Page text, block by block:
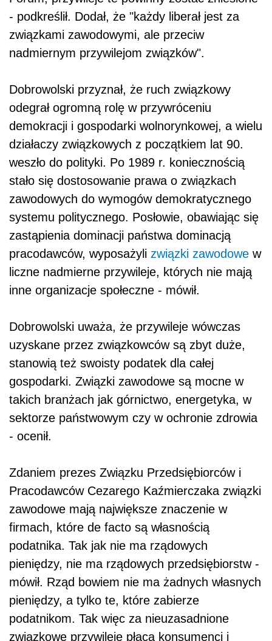
- podkreślił. Dodał, że "każdy liberał jest za
związkami zawodowymi, ale przeciw
nadmiernym przywilejom związków".
Dobrowolski przyznał, że ruch związkowy
odegrał ogromną rolę w przywróceniu
demokracji i gospodarki wolnorynkowej, a wielu
działaczy związkowych z początkiem lat 90.
weszło do polityki. Po 1989 r. koniecznością
stało się dostosowanie prawa o związkach
zawodowych do wymogów demokratycznego
systemu politycznego. Posłowie, obawiając się
zastąpienia dominacji państwa dominacją
pracodawców, wyposażyli związki zawodowe w
liczne nadmierne przywileje, których nie mają
inne organizacje społeczne - mówił.
Dobrowolski uważa, że przywileje wówczas
uzyskane przez związkowców są zbyt duże,
stanowią też swoisty podatek dla całej
gospodarki. Związki zawodowe są mocne w
takich branżach jak górnictwo, energetyka, w
sektorze państwowym czy w ochronie zdrowia
- ocenił.
Zdaniem prezes Związku Przedsiębiorców i
Pracodawców Cezarego Kaźmierczaka związki
zawodowe mają największe znaczenie w
firmach, które de facto są własnością
podatnika. Tak jak nie ma rządowych
pieniędzy, nie ma rządowych przedsiębiorstw -
mówił. Rząd bowiem nie ma żadnych własnych
pieniędzy, a tylko te, które zabierze
podatnikom. Tak więc za nieuzasadnione
związkowe przywileje płacą konsumenci i